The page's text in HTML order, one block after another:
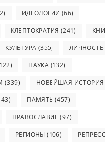
ИДЕОЛОГИИ (66)
КЛЕПТОКРАТИЯ (241)
КУЛЬТУРА (355) ЛИЧНОСТЬ
НАУКА (132)
(339) НОВЕЙШАЯ ИСТОРИЯ
ПАМЯТЬ (457)
ПРАВОСЛАВИЕ (97)
РЕГИОНЫ (106)